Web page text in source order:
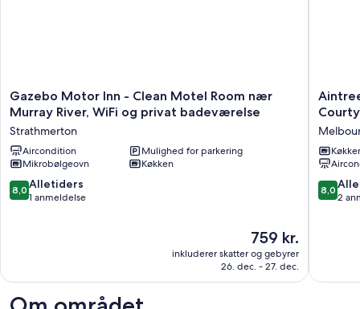
Gazebo
Motor
-
Clean
Motel
Room
nær
badeværelse
Strathmerton
Gazebo Motor Inn - Clean Motel Room nær
Murray River, WiFi og privat badeværelse
Strathmerton
Aircondition
Mulighed for parkering
Mikrobølgeovn
Køkken
8.0
ud
8,0 Alletiders
1 anmeldelse
Prisen
er
759 kr.
759 kr.
inkluderer skatter og gebyrer
26. dec. - 27. dec.
Area's
kept
secret.
Fountain
Room
8.0
ud
8,0
2